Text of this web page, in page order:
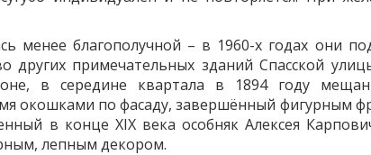
менее благополучной – в 1960-х годах они
других примечательных зданий Спасской
в середине квартала в 1894 году
окошками по фасаду, завершённый фигурным
в конце XIX века особняк Алексея
лепным декором.